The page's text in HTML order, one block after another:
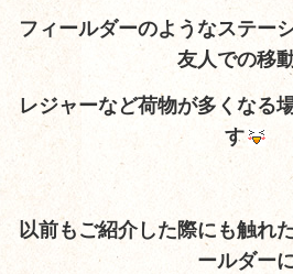
フィールダーのようなステー
友人での移
レジャーなど荷物が多くなる
す
以前もご紹介した際にも触れ
ールダー